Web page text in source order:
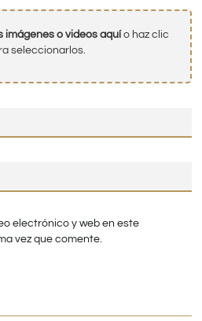
imágenes o videos aquío haz clic
seleccionarlos.
electrónico y web en este
vez que comente.